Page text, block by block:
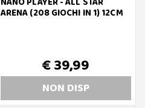
ARENA (208 GIOCHI IN 1) 12CM
€ 39,99
NON DISP